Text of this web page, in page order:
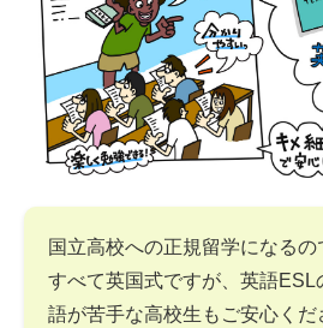
国立高校への正規留学になる
すべて英国式ですが、英語ESL
語が苦手な高校生もご安心く